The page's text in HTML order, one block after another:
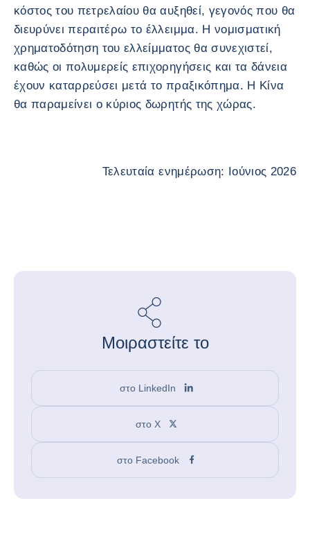
κόστος του πετρελαίου θα αυξηθεί, γεγονός που θα
διευρύνει περαιτέρω το έλλειμμα. Η νομισματική
χρηματοδότηση του ελλείμματος θα συνεχιστεί,
καθώς οι πολυμερείς επιχορηγήσεις και τα δάνεια
έχουν καταρρεύσει μετά το πραξικόπημα. Η Κίνα
θα παραμείνει ο κύριος δωρητής της χώρας.
Τελευταία ενημέρωση: Ιούνιος 2026
Μοιραστείτε το
στο LinkedIn
στο X
στο Facebook